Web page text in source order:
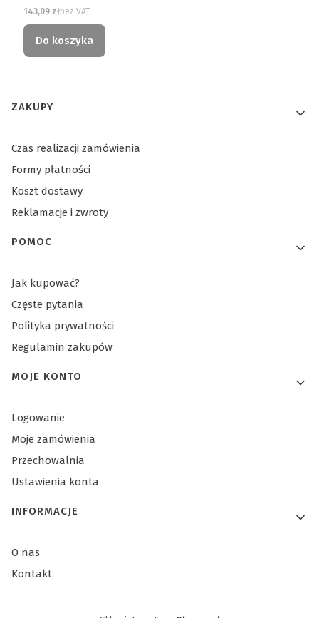
Cena
143,09 złbez VAT
Do koszyka
Linki w stopce
ZAKUPY
Czas realizacji zamówienia
Formy płatności
Koszt dostawy
Reklamacje i zwroty
POMOC
Jak kupować?
Częste pytania
Polityka prywatności
Regulamin zakupów
MOJE KONTO
Logowanie
Moje zamówienia
Przechowalnia
Ustawienia konta
INFORMACJE
O nas
Kontakt